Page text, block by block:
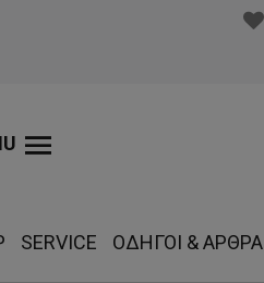
SERVICE ΟΔΗΓΟΊ & ΆΡΘΡΑ